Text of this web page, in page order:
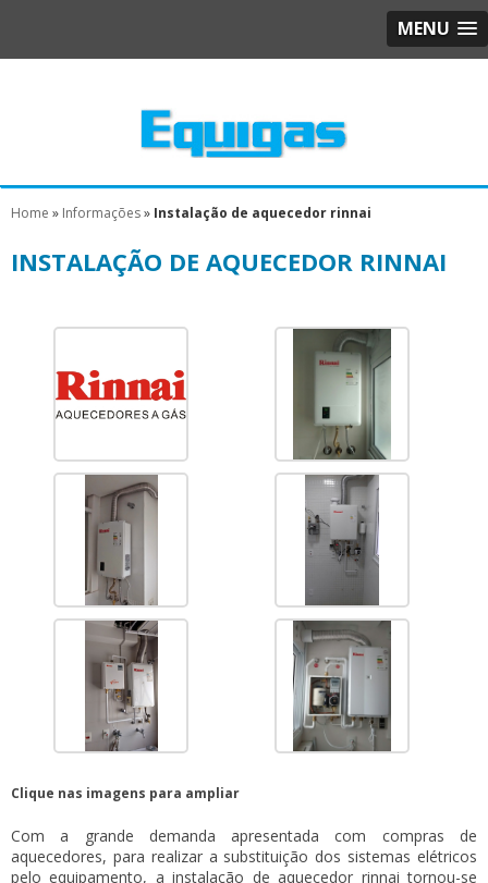
MENU
Home » Informações» Instalação de aquecedor rinnai
INSTALAÇÃO DE AQUECEDOR RINNAI
Clique nas imagens para ampliar
Com a grande demanda apresentada com compras de
aquecedores, para realizar a substituição dos sistemas elétricos
pelo equipamento, ainstalação de aquecedor rinnai tornou-se